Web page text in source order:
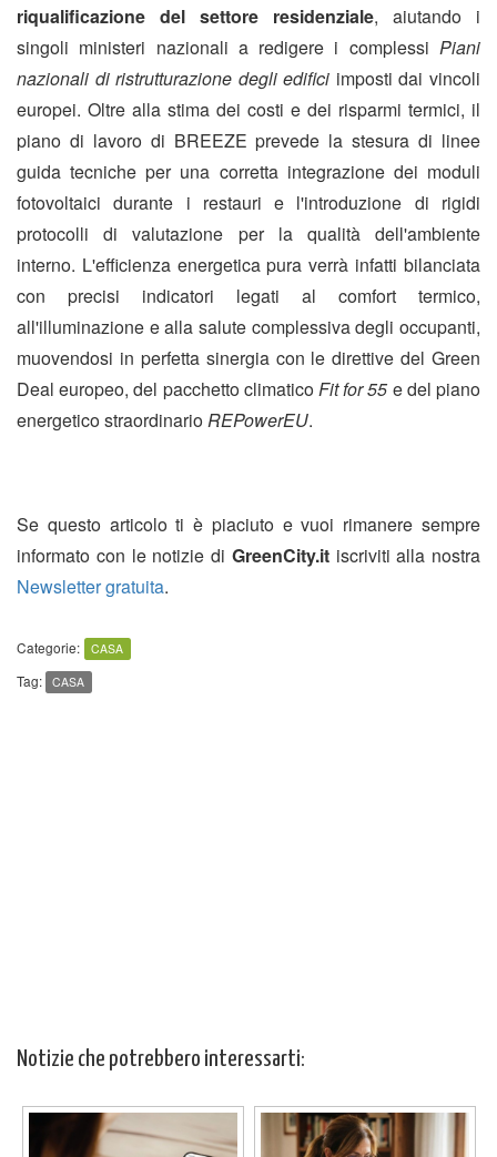
riqualificazione del settore residenziale, aiutando i
singoli ministeri nazionali a redigere i complessi Piani
nazionali di ristrutturazione degli edifici imposti dai vincoli
europei. Oltre alla stima dei costi e dei risparmi termici, il
piano di lavoro di BREEZE prevede la stesura di linee
guida tecniche per una corretta integrazione dei moduli
fotovoltaici durante i restauri e l'introduzione di rigidi
protocolli di valutazione per la qualità dell'ambiente
interno. L'efficienza energetica pura verrà infatti bilanciata
con precisi indicatori legati al comfort termico,
all'illuminazione e alla salute complessiva degli occupanti,
muovendosi in perfetta sinergia con le direttive del Green
Deal europeo, del pacchetto climaticoFit for 55 e del piano
energetico straordinarioREPowerEU.
Se questo articolo ti è piaciuto e vuoi rimanere sempre
informato con le notizie di GreenCity.itiscriviti alla nostra
Newsletter gratuita.
Categorie: CASA
Tag: CASA
Notizie che potrebbero interessarti: